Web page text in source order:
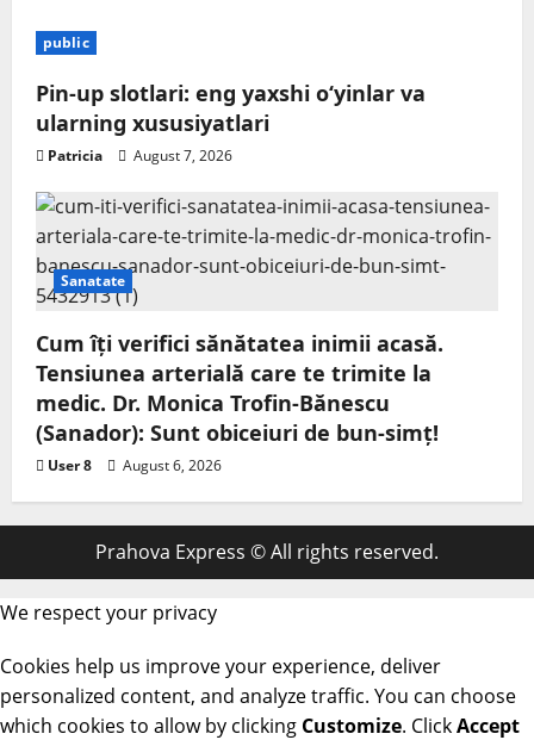
public
Pin-up slotlari: eng yaxshi o‘yinlar va
ularning xususiyatlari
Patricia August 7, 2026
Sanatate
Cum îți verifici sănătatea inimii acasă.
Tensiunea arterială care te trimite la
medic. Dr. Monica Trofin-Bănescu
(Sanador): Sunt obiceiuri de bun-simț!
User 8 August 6, 2026
Prahova Express © All rights reserved.
We respect your privacy
Cookies help us improve your experience, deliver
personalized content, and analyze traffic. You can choose
which cookies to allow by clicking Customize. ClickAccept